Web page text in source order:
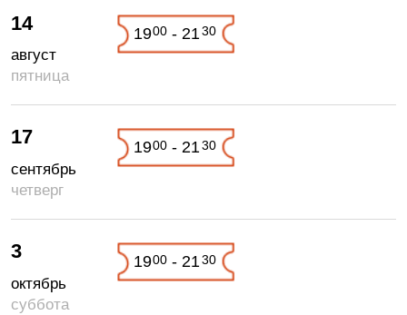
14
август
пятница
1900 - 2130
17
сентябрь
четверг
1900 - 2130
3
октябрь
суббота
1900 - 2130